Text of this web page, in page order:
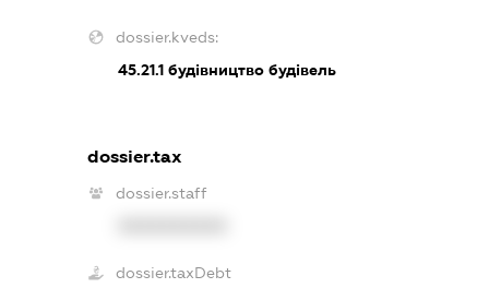
dossier.kveds:
45.21.1будівництво будівель
dossier.tax
dossier.staff
dossier.taxDebt